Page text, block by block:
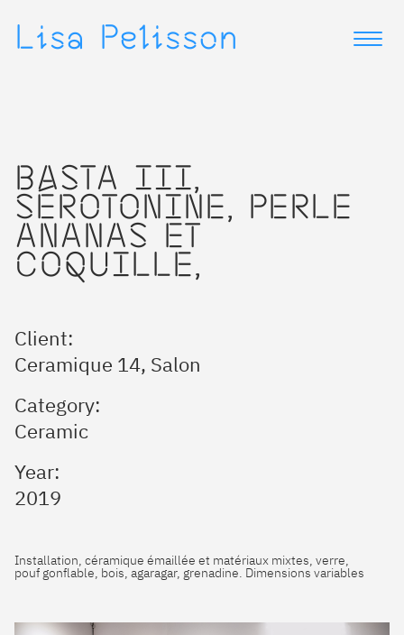
Lisa Pelisson
▷
BASTA III,
SÉROTONINE, PERLE
ANANAS ET
COQUILLE,
Client:
Ceramique 14, Salon
Category:
Ceramic
Year:
2019
Installation, céramique émaillée et matériaux mixtes, verre,
pouf gonflable, bois, agaragar, grenadine. Dimensions variables